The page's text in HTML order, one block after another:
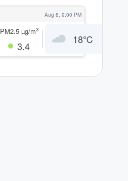
Aug 8, 9:00 PM
PM2.5 µg/m3
3.4
18℃